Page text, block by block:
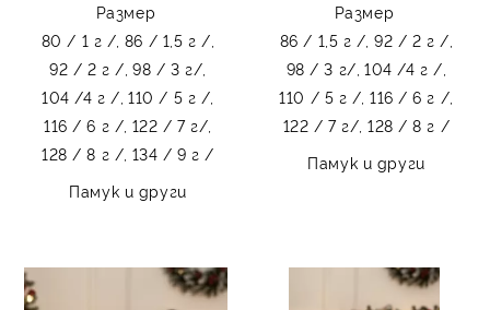
Размер
80 / 1 г /, 86 / 1,5 г /,
92 / 2 г /, 98 / 3 г/,
104 /4 г /, 110 / 5 г /,
116 / 6 г /, 122 / 7 г/,
128 / 8 г /, 134 / 9 г /
Памук и други
Размер
86 / 1,5 г /, 92 / 2 г /,
98 / 3 г/, 104 /4 г /,
110 / 5 г /, 116 / 6 г /,
122 / 7 г/, 128 / 8 г /
Памук и други